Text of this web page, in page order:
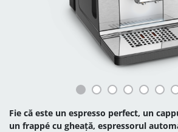
Fie că este un espresso perfect, un
un frappé cu gheață, espressorul